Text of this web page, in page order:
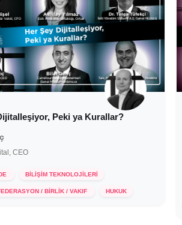
Peki ya Kurallar?
CEO
BİLİŞİM TEKNOLOJİLERİ
/ BİRLİK / VAKIF HUKUK